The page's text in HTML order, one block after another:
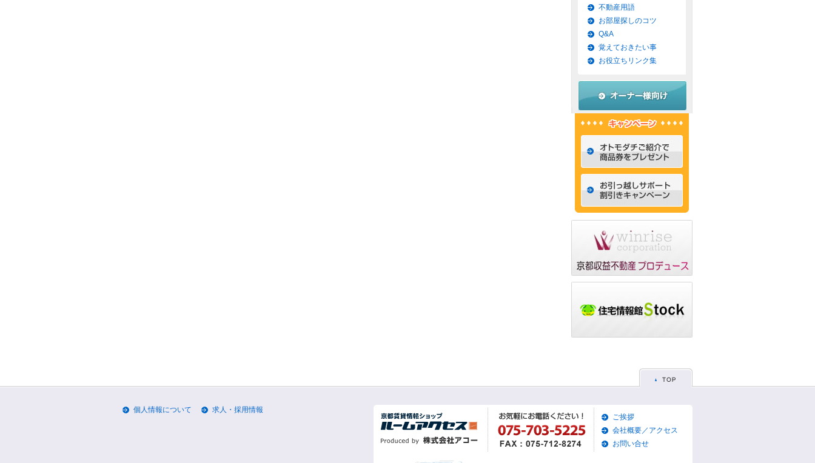
☆京都市上京区賃貸お得
な1ＬＤＫマンション☆
2015/06/07
☆京都市左京区賃貸お得
な1Ｋマンション☆
2015/06/02
☆京都市左京区賃貸お得
2015/05/31
な1ＬＤＫマンション☆
☆京都市左京区賃貸おし
ゃれなデザイナーズマン
ション☆
☆京都市左京区賃貸お得
な1ＬＤＫ物件☆
2015/05/28
☆京都市東山区賃貸お得
2015/05/26
な1Ｋマンション☆
物件☆
2015/05/19
☆京都市左京区賃貸築浅1
Ｋマンション☆
2015/05/17
不動産用語
お部屋探しのコツ
Q&A
覚えておきたい事
お役立ちリンク集
個人情報について
求人・採用情報
ご挨拶
会社概要／アクセス
お問い合せ